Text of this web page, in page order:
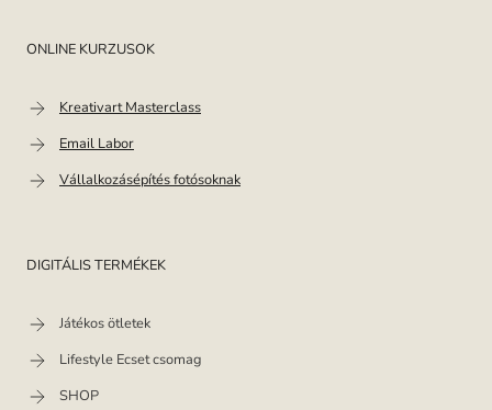
ONLINE KURZUSOK
Kreativart Masterclass
Email Labor
Vállalkozásépítés fotósoknak
DIGITÁLIS TERMÉKEK
Játékos ötletek
Lifestyle Ecset csomag
SHOP